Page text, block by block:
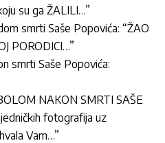
su ga ŽALILI…”
smrti Saše Popovića: “ŽAO
PORODICI…”
smrti Saše Popovića:
NAKON SMRTI SAŠE
fotografija uz
Vam…”